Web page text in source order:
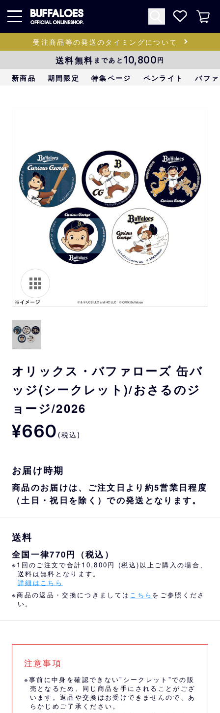
受注商品等の発送のタイミングについて
送料無料 まであと 10,800円
新商品 期間限定 特集ページ ペンライト バフ
オリックス・バファローズ 缶バ
ッジ(シークレット)/おさるのジ
ョージ/2026
¥660 (税込)
お届け時期
商品のお届けは、ご注文日より約5営業日程度
（土日・祝日を除く）での発送となります。
送料
全国一律770円（税込）
※1回のご注文で合計10,800円 (税込)以上ご購入の場合、
送料は無料となります。
詳細はこちら
※商品の返品・交換につきましては こちら をご参照くださ
い。
注意事項
※事前に中身を確認できない"シークレット"での販
売となるため、同じ商品を手にされることがござ
います。返品や交換はお受けできませんので、あ
らかじめご了承ください。